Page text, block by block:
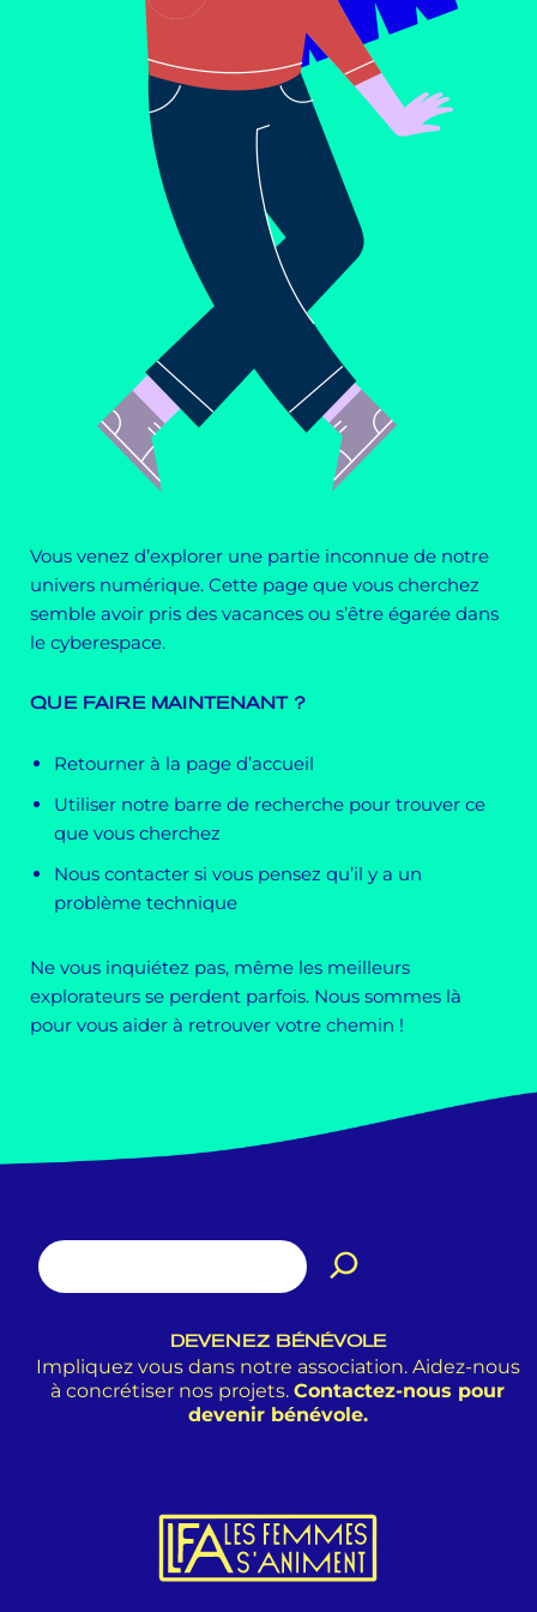
Vous venez d’explorer une partie inconnue de notre
univers numérique. Cette page que vous cherchez
semble avoir pris des vacances ou s’être égarée dans
le cyberespace.
QUE FAIRE MAINTENANT ?
Retourner à la page d’accueil
Utiliser notre barre de recherche pour trouver ce
que vous cherchez
Nous contacter si vous pensez qu’il y a un
problème technique
Ne vous inquiétez pas, même les meilleurs
explorateurs se perdent parfois. Nous sommes là
pour vous aider à retrouver votre chemin !
DEVENEZ BÉNÉVOLE
Impliquez vous dans notre association. Aidez-nous
à concrétiser nos projets. Contactez-nous pour
devenir bénévole.